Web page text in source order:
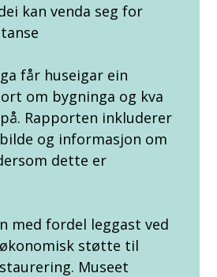
kan venda seg for
får huseigar ein
om bygninga og kva
Rapporten inkluderer
og informasjon om
dette er
med fordel leggast ved
støtte til
Museet